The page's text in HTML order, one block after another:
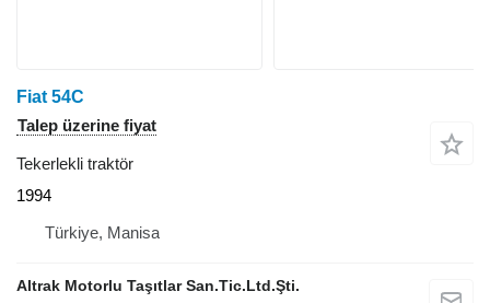
Fiat 54C
Talep üzerine fiyat
Tekerlekli traktör
1994
Türkiye, Manisa
Altrak Motorlu Taşıtlar San.Tic.Ltd.Şti.